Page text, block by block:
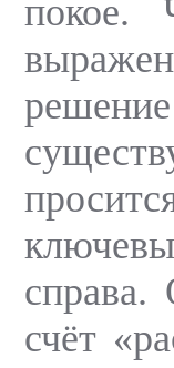
покое.
справа.
счёт